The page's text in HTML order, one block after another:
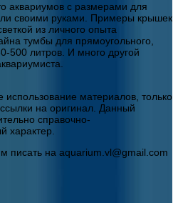
аквариумов с размерами для
своими руками. Примеры крышек
из личного опыта
тумбы для прямоугольного,
500 литров. И много другой
материалов, только
на оригинал. Данный
справочно-
характер.
писать на aquarium.vl@gmail.com